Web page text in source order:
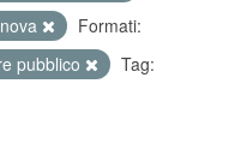
Formati:
pubblico
Tag: